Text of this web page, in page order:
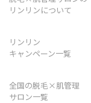
リンリンについて
リンリン
キャンペーン一覧
全国の脱毛×肌管理
サロン一覧